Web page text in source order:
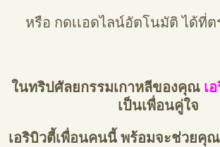
หรือ กดเเอดไลน์อัตโนมัติ ได้ที่ต
ในทริปศัลยกรรมเกาหลีของคุณ เ
เป็นเพื่อนคู่ใจ
เอริบิวตี้เพื่อนคนนี้ พร้อมจะช่วยคุณ